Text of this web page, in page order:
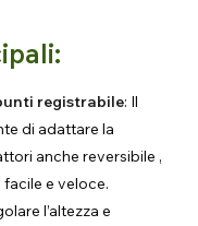
registrabile: Il
di adattare la
anche reversibile ,
e veloce.
l’altezza e